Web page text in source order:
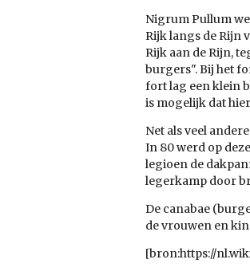
Nigrum Pullum
Rijk langs de Rijn
Rijk aan de Rijn,
burgers". Bij het
fort lag een klein
is mogelijk dat
Net als veel
In 80werd op
legioen de
legerkamp door
De canabae
de vrouwen en
[bron:https://